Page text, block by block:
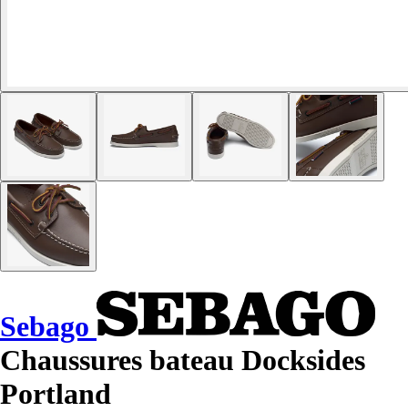
Sebago
Chaussures bateau Docksides
Portland